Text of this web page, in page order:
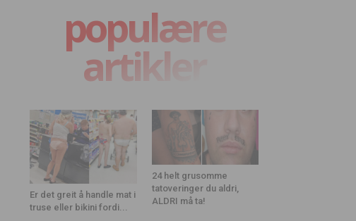
populære
artikler
Er det greit å handle mat i
truse eller bikini fordi...
24 helt grusomme
tatoveringer du aldri,
ALDRI må ta!